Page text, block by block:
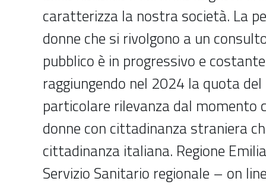
caratterizza la nostra società. La
donne che si rivolgono a un
pubblico è in progressivo e
raggiungendo nel 2024 la quota
particolare rilevanza dal momento
donne con cittadinanza straniera
cittadinanza italiana. Regione
Servizio Sanitario regionale – on